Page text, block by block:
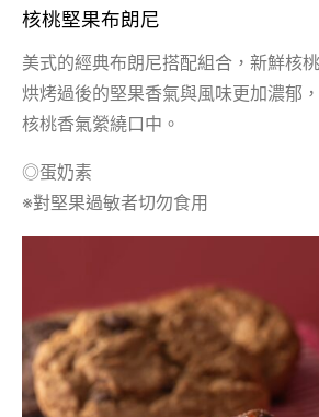
核桃堅果布朗尼
美式的經典布朗尼搭配組合，新鮮核
烘烤過後的堅果香氣與風味更加濃郁
核桃香氣縈繞口中。
◎蛋奶素
※對堅果過敏者切勿食用